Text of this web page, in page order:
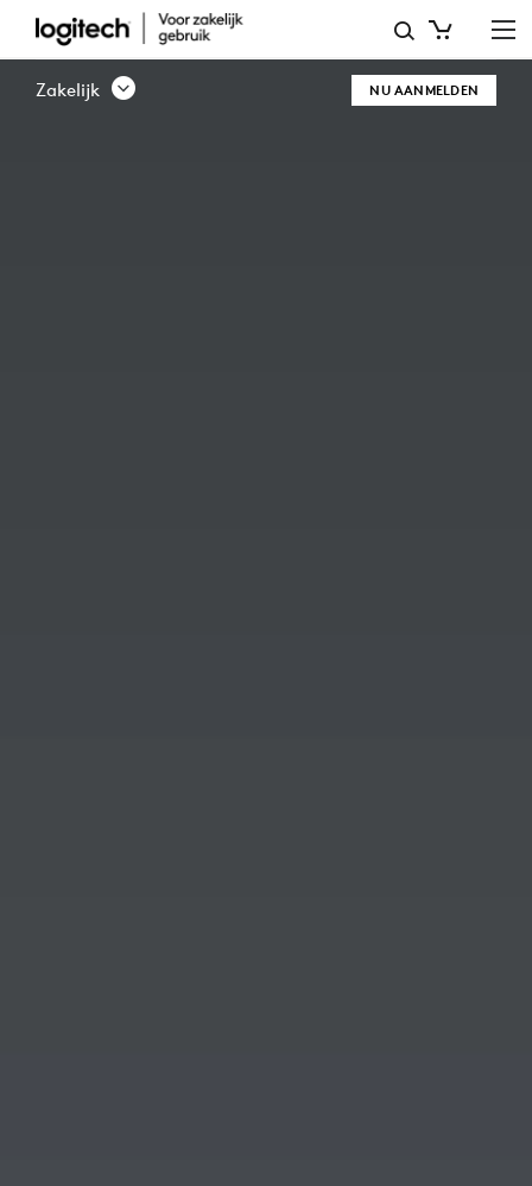
WAAROM
PARTNER
Zakelijk NU AANMELDEN